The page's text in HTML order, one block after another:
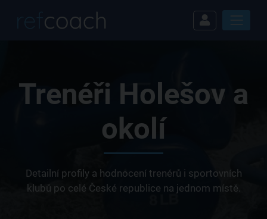
Trenéři Holešov a
okolí
Detailní profily a hodnocení trenérů i sportovních
klubů po celé České republice na jednom místě.